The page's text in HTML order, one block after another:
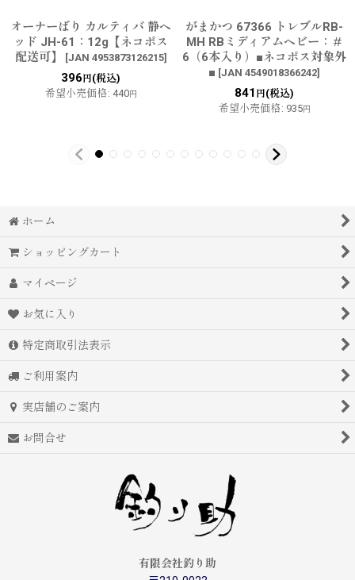
オーナーばり カルティバ 静ヘ
ッド JH-61：12g【ネコポス
配送可】
[JAN 4953873126215]
396 円(税込)
希望小売価格: 440円
がまかつ 67366 トレブルRB-
MH RBミディアムヘビー：＃
6（6本入り）■ネコポス対象外
■ [JAN 4549018366242]
841 円(税込)
希望小売価格: 935円
ホーム
ショッピングカート
マイページ
お気に入り
特定商取引法表示
ご利用案内
実店舗のご案内
お問合せ
有限会社釣り助